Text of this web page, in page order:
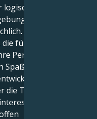
Ebene.
befinden,
Um erfolgreich
für Sie spezifisch
Perspektiven zu
Ihr Wissen zu
und sich an
Themen zu
Ihre